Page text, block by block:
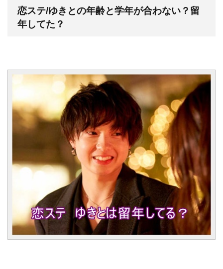
恋ステ/ゆきとの年齢と学年が合わない？留
年してた？